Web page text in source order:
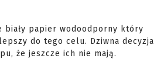
biały papier wodoodporny który
do tego celu. Dziwna decyzja
że jeszcze ich nie mają.